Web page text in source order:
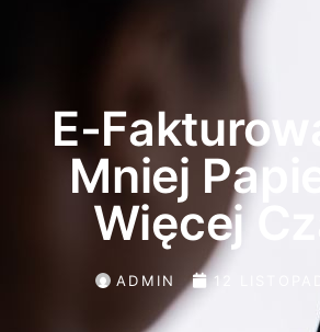
E-
Mniej
Więcej
ADMIN 12